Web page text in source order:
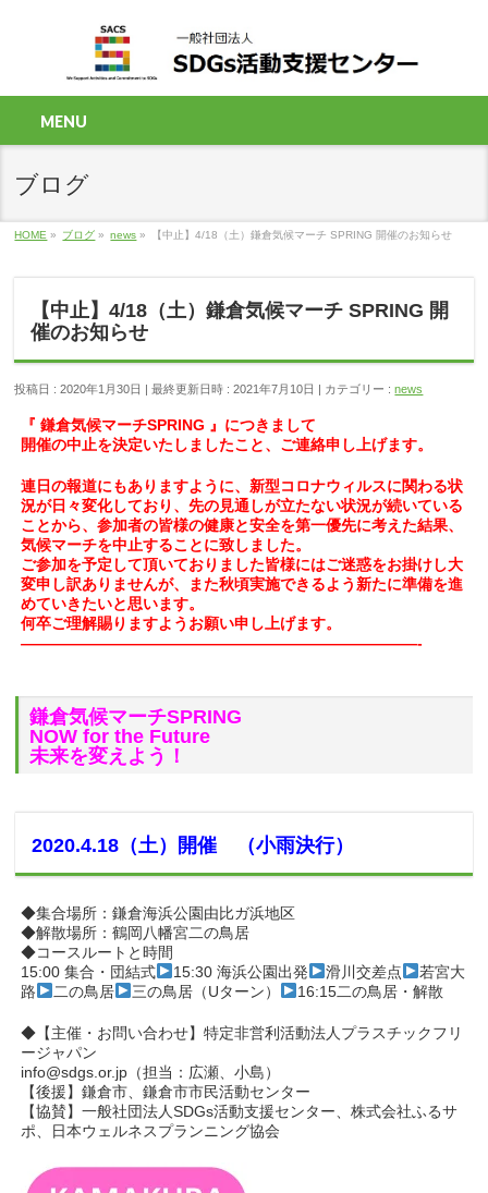
MENU
ブログ
HOME » ブログ » news » 【中止】4/18（土）鎌倉気候マーチ SPRING 開催のお知らせ
【中止】4/18（土）鎌倉気候マーチ SPRING 開
催のお知らせ
投稿日 : 2020年1月30日 最終更新日時 : 2021年7月10日 カテゴリー :news
『 鎌倉気候マーチSPRING 』につきまして
開催の中止を決定いたしましたこと、ご連絡申し上げます。
連日の報道にもありますように、新型コロナウィルスに関わる状
況が日々変化しており、先の見通しが立たない状況が続いている
ことから、参加者の皆様の健康と安全を第一優先に考えた結果、
気候マーチを中止することに致しました。
ご参加を予定して頂いておりました皆様にはご迷惑をお掛けし大
変申し訳ありませんが、また秋頃実施できるよう新たに準備を進
めていきたいと思います。
何卒ご理解賜りますようお願い申し上げます。
——————————————————————————-
鎌倉気候マーチSPRING
NOW for the Future
未来を変えよう！
2020.4.18（土）開催 （小雨決行）
◆集合場所：鎌倉海浜公園由比ガ浜地区
◆解散場所：鶴岡八幡宮二の鳥居
◆コースルートと時間
15:00 集合・団結式
15:30 海浜公園出発 滑川交差点
若宮大
路
二の鳥居 三の鳥居（Uターン） 16:15二の鳥居・解散
◆【主催・お問い合わせ】特定非営利活動法人プラスチックフリ
ージャパン
info@sdgs.or.jp（担当：広瀬、小島）
【後援】鎌倉市、鎌倉市市民活動センター
【協賛】一般社団法人SDGs活動支援センター、株式会社ふるサ
ポ、日本ウェルネスプランニング協会